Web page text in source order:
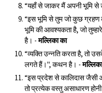
“यहाँ से जाकर मैं अपनी भूमि
“इस भूमि से तुम जो कुछ
भूमि की आवश्यकता है, जो
है। -मल्लिका का
“व्यक्ति उन्नति करता है, तो
लगते हैं।", कथन है। -
“इस प्रदेश से कालिदास जैसी
तो प्रत्येक वस्तु असाधारण